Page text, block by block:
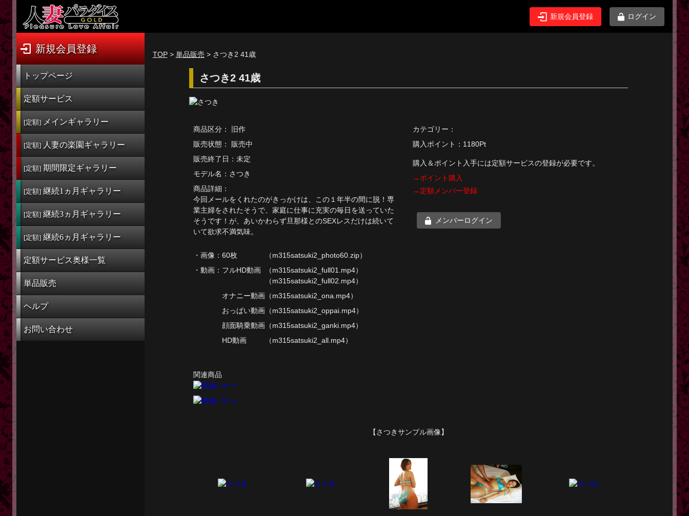
新規会員登録 ログイン
新規会員登録 ログイン
トップページ
定額サービス
[定額] メインギャラリー
[定額] 人妻楽園ギャラリー
[定額] 期間限定ギャラリー
[定額] 継続1カ月ギャラリー
[定額] 継続3カ月ギャラリー
[定額] 継続6カ月ギャラリー
定額奥様一覧
単品販売
ヘルプ
お問い合わせ
新規会員登録
トップページ
定額サービス
[定額] メインギャラリー
[定額] 人妻の楽園ギャラリー
[定額] 期間限定ギャラリー
[定額] 継続1ヵ月 ギャラリー
[定額] 継続3ヵ月 ギャラリー
[定額] 継続6ヵ月 ギャラリー
定額サービス奥様一覧
単品販売
ヘルプ
お問い合わせ
TOP> 単品販売 > さつき2 41歳
さつき2 41歳
商品区分： 旧作
販売状態： 販売中
販売終了日：未定
モデル名： さつき
商品詳細：
今回メールをくれたのがきっかけは、この１年半の間に脱！専
業主婦をされたそうで、家庭に仕事に充実の毎日を送っていた
そうです！が、あいかわらず旦那様とのSEXレスだけは続いて
いて欲求不満気味。
・画像： 60枚
（m315satsuki2_photo60.zip）
・動画： フルHD動画
（m315satsuki2_full01.mp4）
（m315satsuki2_full02.mp4）
オナニー動画（m315satsuki2_ona.mp4）
おっぱい動画（m315satsuki2_oppai.mp4）
顔面騎乗動画（m315satsuki2_ganki.mp4）
HD動画
（m315satsuki2_all.mp4）
関連商品
カテゴリー：
購入ポイント：1180Pt
購入＆ポイント入手には定額サービスの登録が必要です。
→ポイント購入
→定額メンバー登録
メンバーログイン
【さつきサンプル画像】